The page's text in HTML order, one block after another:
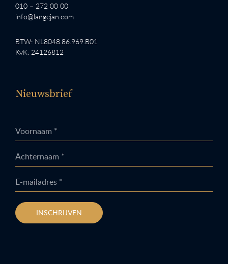
010 – 272 00 00
info@langejan.com
BTW: NL8048.86.969.B01
KvK: 24126812
Nieuwsbrief
Voornaam *
Achternaam *
E-mailadres *
INSCHRIJVEN